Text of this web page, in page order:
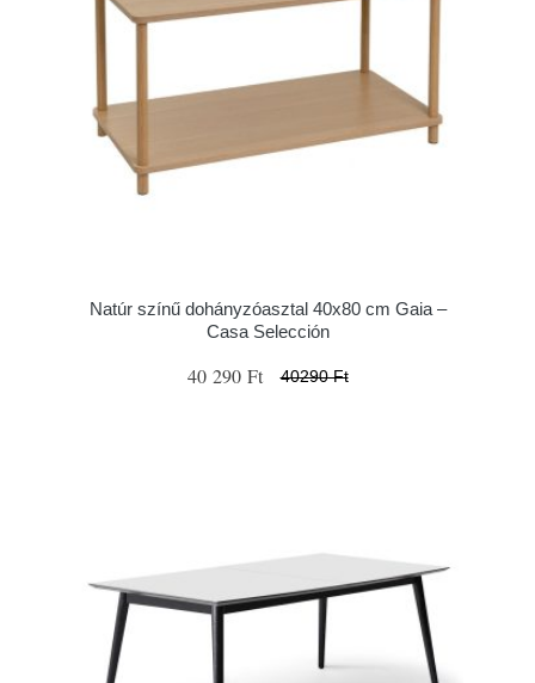
Natúr színű dohányzóasztal 40x80 cm Gaia –
Casa Selección
40 290 Ft 40290 Ft